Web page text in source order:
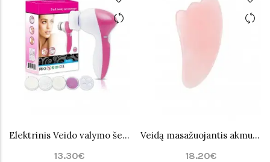
Elektrinis Veido valymo šepetėlis/masažuoklis Care
13.30€
Veidą masažuojantis akmuo rožinio kvarco Jade
18.20€